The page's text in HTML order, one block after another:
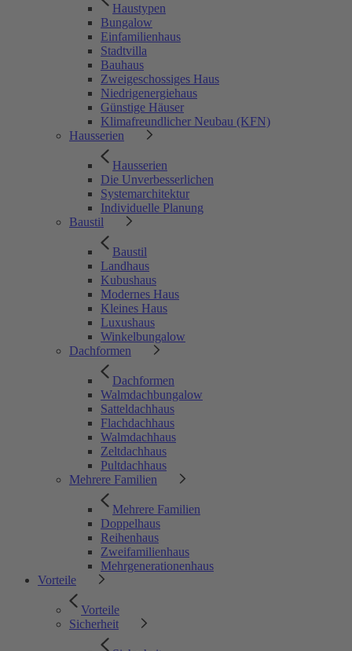
Haustypen
Bungalow
Einfamilienhaus
Stadtvilla
Bauhaus
Zweigeschossiges Haus
Niedrigenergiehaus
Günstige Häuser
Klimafreundlicher Neubau (KFN)
Hausserien
Hausserien
Die Unverbesserlichen
Systemarchitektur
Individuelle Planung
Baustil
Baustil
Landhaus
Kubushaus
Modernes Haus
Kleines Haus
Luxushaus
Winkelbungalow
Dachformen
Dachformen
Walmdachbungalow
Satteldachhaus
Flachdachhaus
Walmdachhaus
Zeltdachhaus
Pultdachhaus
Mehrere Familien
Mehrere Familien
Doppelhaus
Reihenhaus
Zweifamilienhaus
Mehrgenerationenhaus
Vorteile
Vorteile
Sicherheit